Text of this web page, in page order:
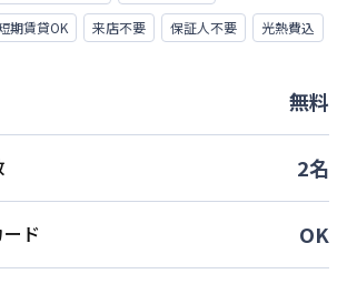
期賃貸OK 来店不要 保証人不要 光熱費込
無料
2名
ド OK